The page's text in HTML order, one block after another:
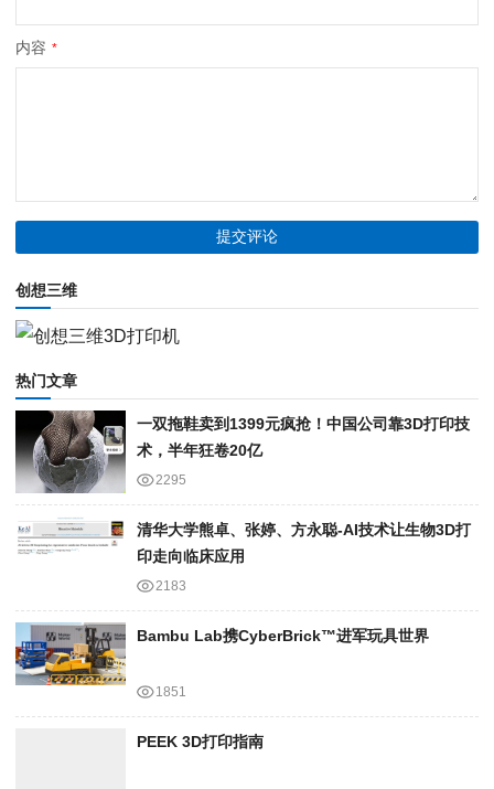
内容 *
创想三维
热门文章
一双拖鞋卖到1399元疯抢！中国公司靠3D打印技
术，半年狂卷20亿
2295
清华大学熊卓、张婷、方永聪-AI技术让生物3D打
印走向临床应用
2183
Bambu Lab携Cyber​​Brick™进军玩具世界
1851
PEEK 3D打印指南